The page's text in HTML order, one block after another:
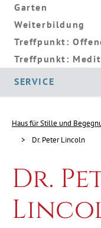
Garten
Weiterbildung
Treffpunkt:
Treffpunkt:
SERVICE
Haus für Stille und
Dr. Peter Lincoln
Dr.